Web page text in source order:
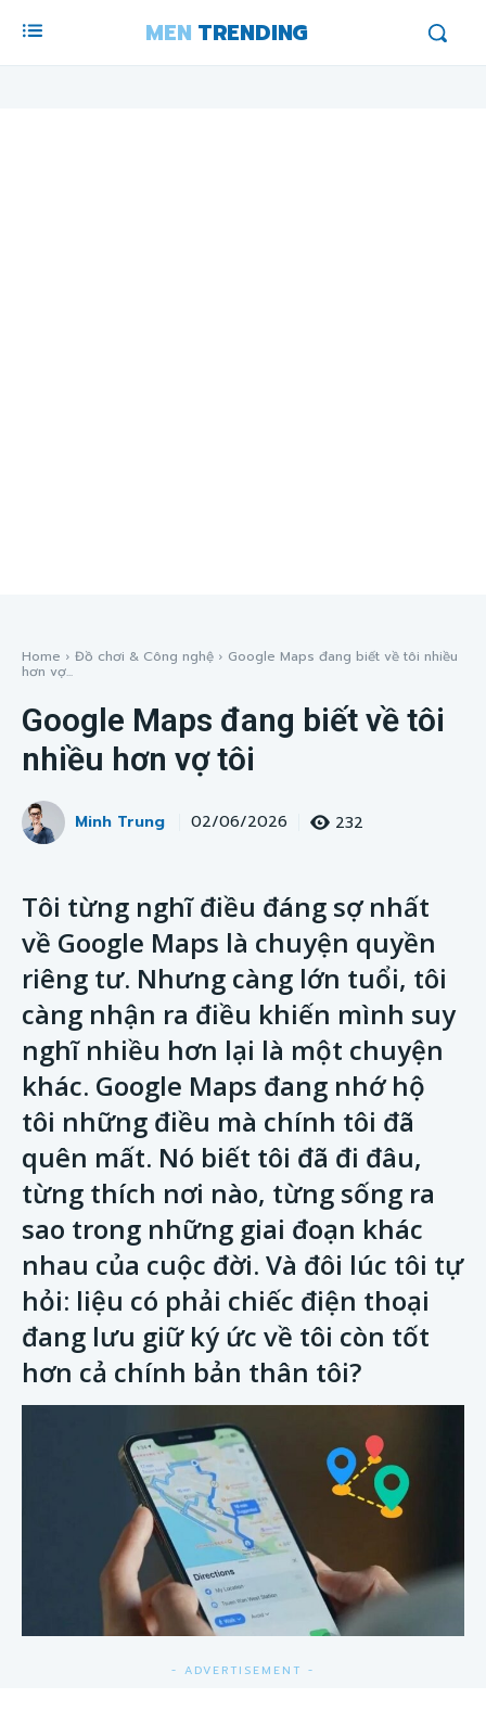
MEN TRENDING
Home Đồ chơi & Công nghệ Google Maps đang biết về tôi nhiều
hơn vợ...
Google Maps đang biết về tôi
nhiều hơn vợ tôi
Minh Trung 02/06/2026 232
Tôi từng nghĩ điều đáng sợ nhất
về Google Maps là chuyện quyền
riêng tư. Nhưng càng lớn tuổi, tôi
càng nhận ra điều khiến mình suy
nghĩ nhiều hơn lại là một chuyện
khác. Google Maps đang nhớ hộ
tôi những điều mà chính tôi đã
quên mất. Nó biết tôi đã đi đâu,
từng thích nơi nào, từng sống ra
sao trong những giai đoạn khác
nhau của cuộc đời. Và đôi lúc tôi tự
hỏi: liệu có phải chiếc điện thoại
đang lưu giữ ký ức về tôi còn tốt
hơn cả chính bản thân tôi?
- ADVERTISEMENT -